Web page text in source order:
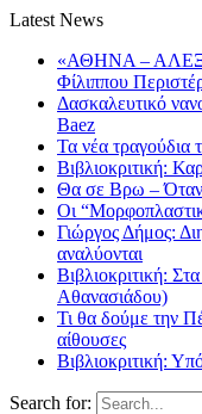
Latest News
«ΑΘΗΝΑ –
Φίλιππου
Δασκαλευτικό
Baez
Τα νέα τραγούδια
Βιβλιοκριτική:
Θα σε Βρω – Όταν
Οι
Γιώργος Δήμος:
αναλύονται
Βιβλιοκριτική:
Αθανασιάδου)
Τι θα δούμε την
αίθουσες
Βιβλιοκριτική:
Search for: